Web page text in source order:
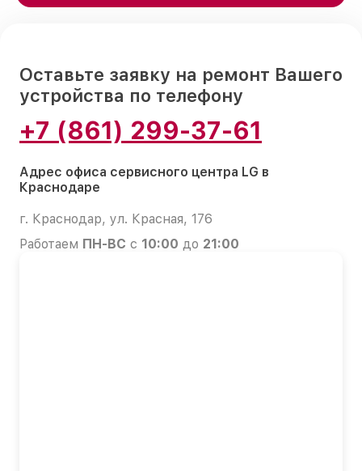
Оставьте заявку на ремонт Вашего
устройства по телефону
+7 (861) 299-37-61
Адрес офиса сервисного центра LG в
Краснодаре
г. Краснодар, ул. Красная, 176
Работаем ПН-ВС с 10:00 до 21:00